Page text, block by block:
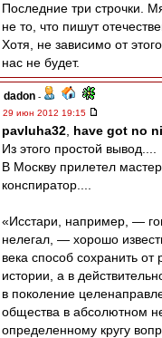
Последние три строчки.
не то, что пишут
Хотя, не зависимо от
нас не будет.
dadon -
29 июн 2012 19:15
pavluha32 have got no
Из этого простой вывод....
В Москву прилетел
конспиратор....
«Исстари, например, —
нелегал, — хорошо
века способ сохранить от
истории, а в
в поколение
общества в абсолютном
определенному кругу